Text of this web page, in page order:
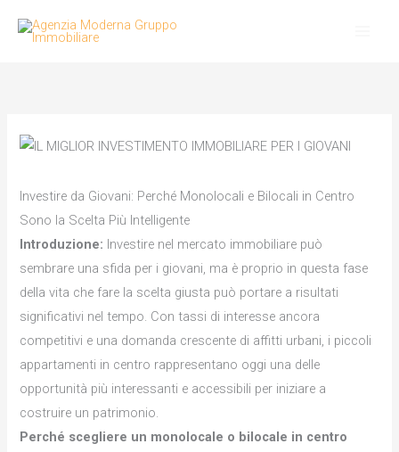
Investire da Giovani: Perché Monolocali e Bilocali in Centro
Sono la Scelta Più Intelligente
Introduzione: Investire nel mercato immobiliare può
sembrare una sfida per i giovani, ma è proprio in questa fase
della vita che fare la scelta giusta può portare a risultati
significativi nel tempo. Con tassi di interesse ancora
competitivi e una domanda crescente di affitti urbani, i piccoli
appartamenti in centro rappresentano oggi una delle
opportunità più interessanti e accessibili per iniziare a
costruire un patrimonio.
Perché scegliere un monolocale o bilocale in centro